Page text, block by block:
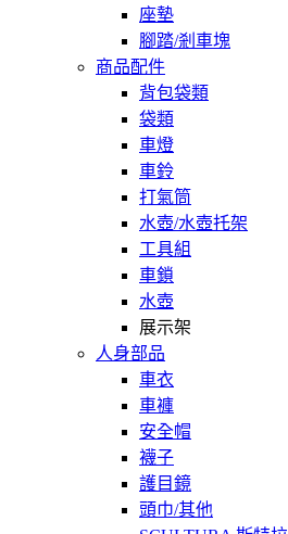
座墊
腳踏/剎車塊
商品配件
背包袋類
袋類
車燈
車鈴
打氣筒
水壺/水壺托架
工具組
車鎖
水壺
展示架
人身部品
車衣
車褲
安全帽
襪子
護目鏡
頭巾/其他